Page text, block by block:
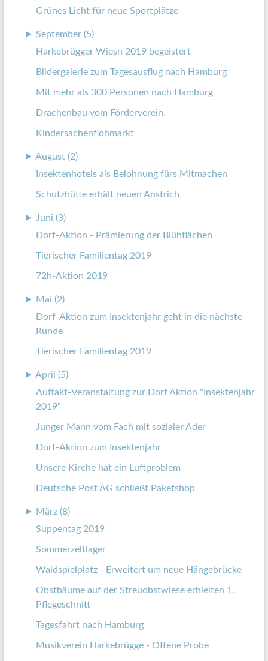
Grünes Licht für neue Sportplätze
► September (5)
Harkebrügger Wiesn 2019 begeistert
Bildergalerie zum Tagesausflug nach Hamburg
Mit mehr als 300 Personen nach Hamburg
Drachenbau vom Förderverein.
Kindersachenflohmarkt
► August (2)
Insektenhotels als Belohnung fürs Mitmachen
Schutzhütte erhält neuen Anstrich
► Juni (3)
Dorf-Aktion - Prämierung der Blühflächen
Tierischer Familientag 2019
72h-Aktion 2019
►
Mai (2)
Dorf-Aktion zum Insektenjahr geht in die nächste
Runde
Tierischer Familientag 2019
► April (5)
Auftakt-Veranstaltung zur Dorf Aktion "Insektenjahr
2019"
Junger Mann vom Fach mit sozialer Ader
Dorf-Aktion zum Insektenjahr
Unsere Kirche hat ein Luftproblem
Deutsche Post AG schließt Paketshop
►
März (8)
Suppentag 2019
Sommerzeltlager
Waldspielplatz - Erweitert um neue Hängebrücke
Obstbäume auf der Streuobstwiese erhielten 1.
Pflegeschnitt
Tagesfahrt nach Hamburg
Musikverein Harkebrügge - Offene Probe